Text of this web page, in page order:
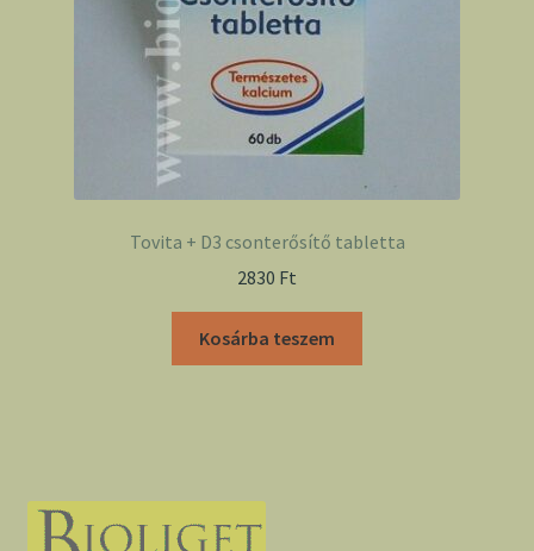
Tovita + D3 csonterősítő tabletta
2830 Ft
Kosárba teszem